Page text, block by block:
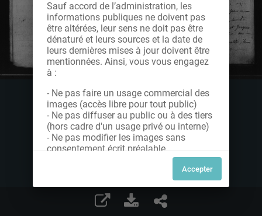
Sauf accord de l’administration, les
informations publiques ne doivent pas
être altérées, leur sens ne doit pas être
dénaturé et leurs sources et la date de
leurs dernières mises à jour doivent être
mentionnées. Ainsi, vous vous engagez
à :
- Ne pas faire un usage commercial des
images (accès libre pour tout public)
- Ne pas diffuser au public ou à des tiers
(hors cadre d'un usage privé ou interne)
- Ne pas modifier les images sans
consentement écrit préalable
Dans le cas contraire, nous vous invitons
à nous contacter afin de solliciter le type
de Licence souhaitée parmi celles
proposées et le cas échéant, acquitter